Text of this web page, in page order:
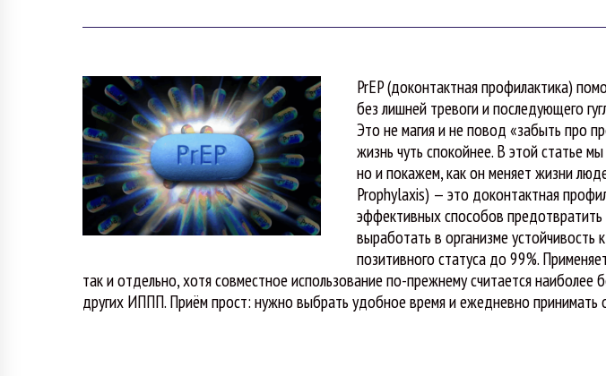
PrEP (доконтактная профилактика)
без лишней тревоги и последующего
Это не магия и не повод «забыть про
жизнь чуть спокойнее. В этой статье
но и покажем, как он меняет жизни
Prophylaxis) — это доконтактная
эффективных способов
выработать в организме устойчивость
позитивного статуса до 99%.
так и отдельно, хотя совместное использование по-прежнему считается
других ИППП. Приём прост: нужно выбрать удобное время и ежедневно принимать